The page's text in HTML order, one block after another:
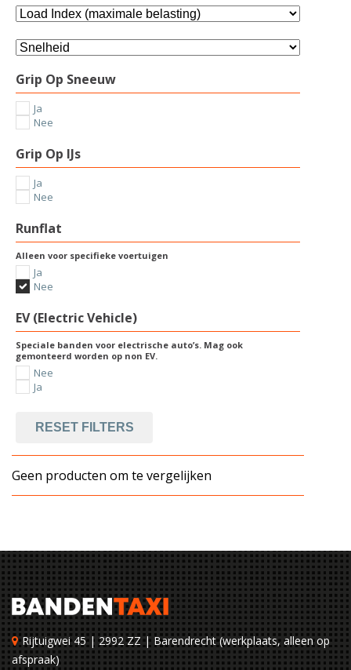
Grip Op Sneeuw
Ja
Nee
Grip Op IJs
Ja
Nee
Runflat
Alleen voor specifieke voertuigen
Ja
Nee
EV (Electric Vehicle)
Speciale banden voor electrische auto’s. Mag ook
gemonteerd worden op non EV.
Nee
Ja
RESET FILTERS
Geen producten om te vergelijken
Rijtuigwei 45 | 2992 ZZ | Barendrecht (werkplaats, alleen op
afspraak)